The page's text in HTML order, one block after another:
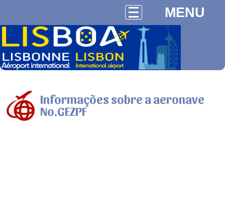
MENU
Informações sobre a aeronave
No.GEZPF